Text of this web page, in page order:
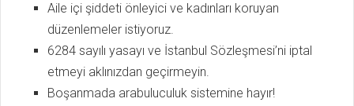
Aile içi şiddeti önleyici ve kadınları koruyan
düzenlemeler istiyoruz.
6284 sayılı yasayı ve İstanbul Sözleşmesi’ni iptal
etmeyi aklınızdan geçirmeyin.
Boşanmada arabuluculuk sistemine hayır!